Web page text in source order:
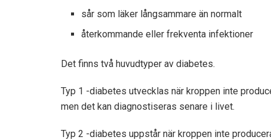
sår som läker långsammare än normalt
återkommande eller frekventa infektioner
Det finns två huvudtyper av diabetes.
Typ 1 -diabetes utvecklas när kroppen inte
men det kan diagnostiseras senare i livet.
Typ 2 -diabetes uppstår när kroppen inte